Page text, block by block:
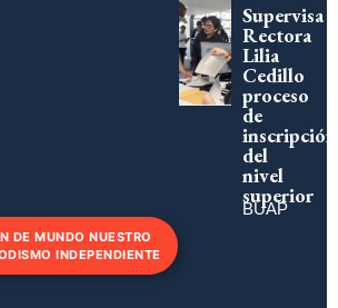
Supervisa
Rectora
Lilia
Cedillo
proceso
de
inscripción
del
nivel
superior
BUAP
DE MUNDO NUESTRO
INDEPENDIENTE